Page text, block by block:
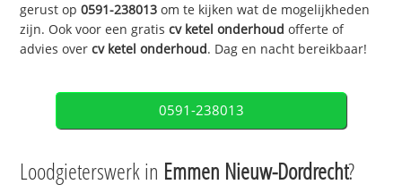
gerust op0591-238013 om te kijken wat de mogelijkheden
zijn. Ook voor een gratiscv ketel onderhoud offerte of
advies overcv ketel onderhoud. Dag en nacht bereikbaar!
0591-238013
Loodgieterswerk in Emmen Nieuw-Dordrecht?